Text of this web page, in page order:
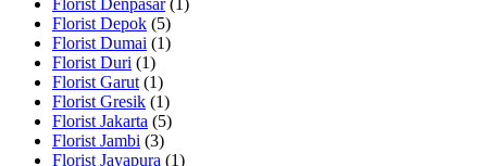
Florist Denpasar(1)
Florist Depok (5)
Florist Dumai (1)
Florist Duri (1)
Florist Garut (1)
Florist Gresik (1)
Florist Jakarta (5)
Florist Jambi (3)
Florist Jayapura (1)